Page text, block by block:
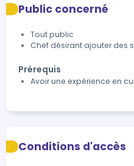
Public concerné
Tout public
Chef désirant ajouter des
Prérequis
Avoir une expérience en
Conditions d'accès